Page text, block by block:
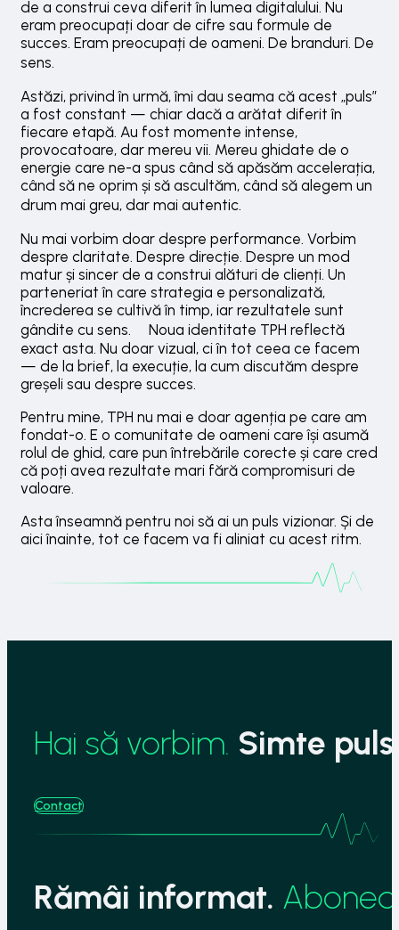
de a construi ceva diferit în lumea digitalului. Nu
eram preocupați doar de cifre sau formule de
succes. Eram preocupați de oameni. De branduri. De
sens.
Astăzi, privind în urmă, îmi dau seama că acest „puls”
a fost constant — chiar dacă a arătat diferit în
fiecare etapă. Au fost momente intense,
provocatoare, dar mereu vii. Mereu ghidate de o
energie care ne-a spus când să apăsăm accelerația,
când să ne oprim și să ascultăm, când să alegem un
drum mai greu, dar mai autentic.
Nu mai vorbim doar despre performance. Vorbim
despre claritate. Despre direcție. Despre un mod
matur și sincer de a construi alături de clienți. Un
parteneriat în care strategia e personalizată,
încrederea se cultivă în timp, iar rezultatele sunt
gândite cu sens. Noua identitate TPH reflectă
exact asta. Nu doar vizual, ci în tot ceea ce facem
— de la brief, la execuție, la cum discutăm despre
greșeli sau despre succes.
Pentru mine, TPH nu mai e doar agenția pe care am
fondat-o. E o comunitate de oameni care își asumă
rolul de ghid, care pun întrebările corecte și care cred
că poți avea rezultate mari fără compromisuri de
valoare.
Asta înseamnă pentru noi să ai un puls vizionar. Și de
aici înainte, tot ce facem va fi aliniat cu acest ritm.
Hai să vorbim. Simte
Contact
Rămâi informat.